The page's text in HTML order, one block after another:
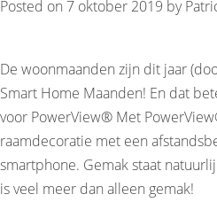
Posted on 7 oktober 2019 by
De woonmaanden zijn dit jaar
Smart Home Maanden! En dat
voor PowerView® Met
raamdecoratie met een
smartphone. Gemak staat
is veel meer dan alleen gemak!